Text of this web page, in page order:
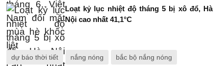
Loạt kỷ lục nhiệt độ tháng 5 bị xô đổ, Hà
Nội cao nhất 41,1°C
dự báo thời tiết nắng nóng bắc bộ nắng nóng